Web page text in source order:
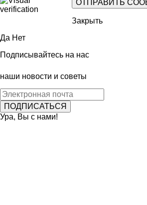
Закрыть
Да Нет
Подписывайтесь на нас
наши новости и советы
Ура, Вы с нами!